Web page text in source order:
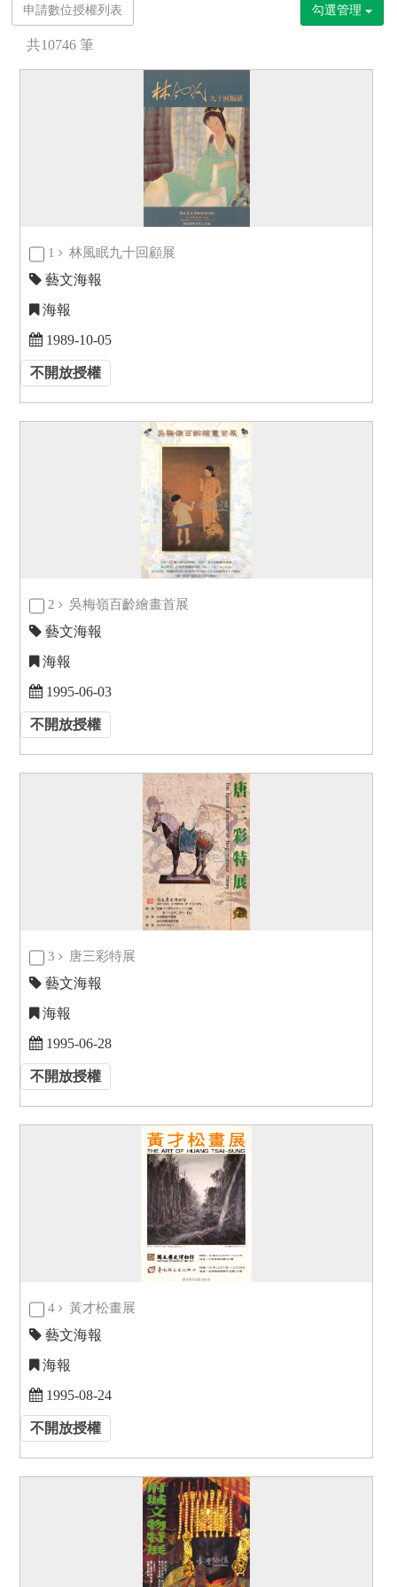
申請數位授權列表 勾選管理
共10746 筆
1 林風眠九十回顧展
藝文海報
海報
1989-10-05
不開放授權
2 吳梅嶺百齡繪畫首展
藝文海報
海報
1995-06-03
不開放授權
3 唐三彩特展
藝文海報
海報
1995-06-28
不開放授權
4 黃才松畫展
藝文海報
海報
1995-08-24
不開放授權